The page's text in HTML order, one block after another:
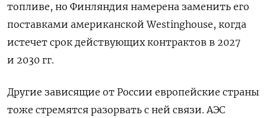
топливе, но Финляндия намерена заменить его
поставками американской Westinghouse, когда
истечет срок действующих контрактов в 2027
и 2030 гг.
Другие зависящие от России европейские страны
тоже стремятся разорвать с ней связи. АЭС